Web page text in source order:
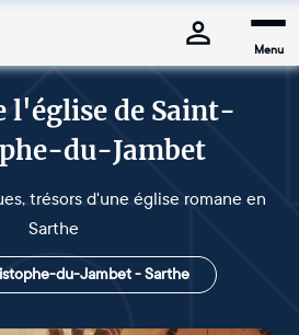
Menu
l'église de Saint-
du-Jambet
trésors d'une église romane en
Sarthe
du-Jambet - Sarthe